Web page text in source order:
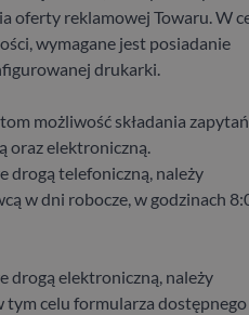
oferty reklamowej Towaru. W
wymagane jest posiadanie
drukarki.
możliwość składania zapytań
oraz elektroniczną.
drogą telefoniczną, należy
w dni robocze, w godzinach
drogą elektroniczną, należy
tym celu formularza